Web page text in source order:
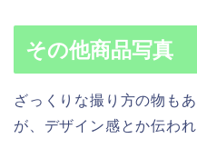
その他商品写真
ざっくりな撮り方の物も
が、デザイン感とか伝われ